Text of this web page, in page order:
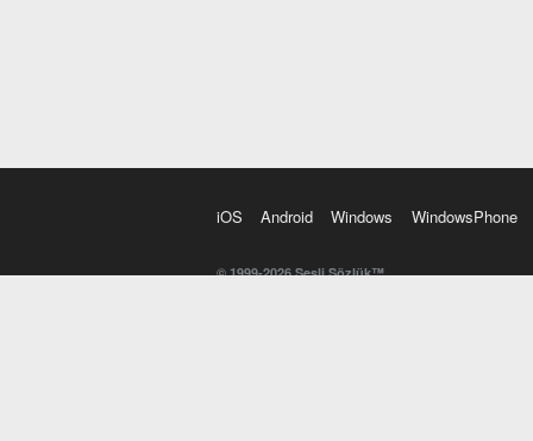
iOS Android Windows WindowsPhone
© 1999-2026 Sesli Sözlük™